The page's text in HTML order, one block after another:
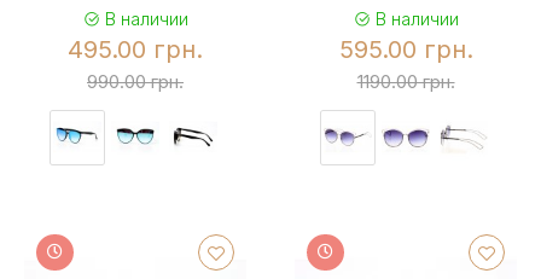
В наличии
495.00 грн.
990.00 грн.
В наличии
595.00 грн.
1190.00 грн.